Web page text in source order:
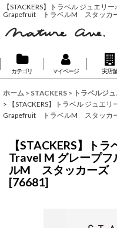
【STACKERS】トラベル ジュエリ
Grapefruit トラベルM スタッカ
カテゴリ マイページ 実店
ホーム > STACKERS > トラベルジ
>
【STACKERS】トラベル ジュエ
Grapefruit トラベルM スタッカ
【STACKERS】ト
Travel M グレープ
ルM スタッカーズ
[76681]